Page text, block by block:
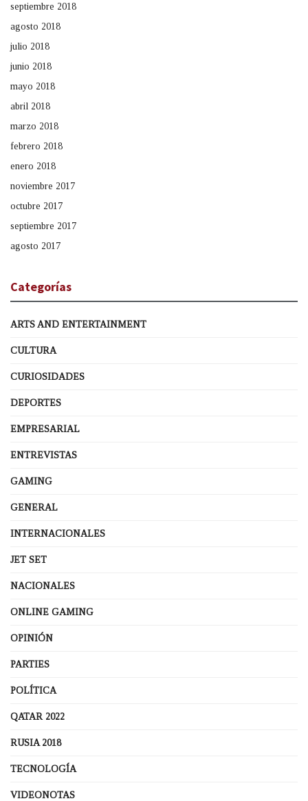
septiembre 2018
agosto 2018
julio 2018
junio 2018
mayo 2018
abril 2018
marzo 2018
febrero 2018
enero 2018
noviembre 2017
octubre 2017
septiembre 2017
agosto 2017
Categorías
ARTS AND ENTERTAINMENT
CULTURA
CURIOSIDADES
DEPORTES
EMPRESARIAL
ENTREVISTAS
GAMING
GENERAL
INTERNACIONALES
JET SET
NACIONALES
ONLINE GAMING
OPINIÓN
PARTIES
POLÍTICA
QATAR 2022
RUSIA 2018
TECNOLOGÍA
VIDEONOTAS